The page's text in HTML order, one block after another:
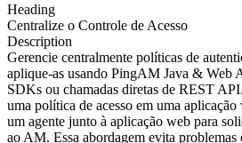
Heading
Centralize o Controle de Acesso
Description
Gerencie centralmente políticas de
aplique-as usando PingAM Java & Web
SDKs ou chamadas diretas de REST
uma política de acesso em uma
um agente junto à aplicação web para
ao AM. Essa abordagem evita problemas